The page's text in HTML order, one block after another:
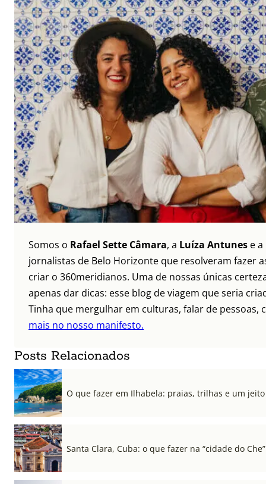
Somos o Rafael Sette Câmara, a Luíza Antunes e a
jornalistas de Belo Horizonte que resolveram fazer
criar o 360meridianos. Uma de nossas únicas
apenas dar dicas: esse blog de viagem que seria
Tinha que mergulhar em culturas, falar de
mais no nosso manifesto.
Posts Relacionados
O que fazer em Ilhabela: praias, trilhas e um
Santa Clara, Cuba: o que fazer na “cidade do Che”